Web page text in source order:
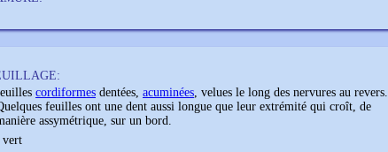
cordiformes dentées, acuminées, velues le long des nervures au revers.
feuilles ont une dent aussi longue que leur extrémité qui croît, de
assymétrique, sur un bord.
vert